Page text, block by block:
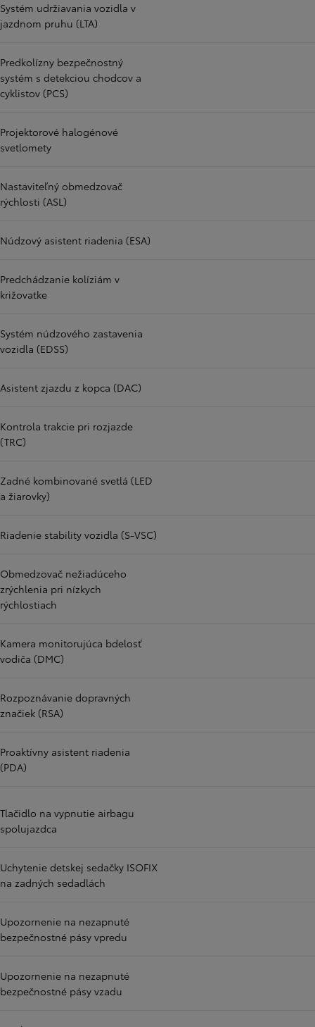
Systém udržiavania vozidla v
jazdnom pruhu (LTA)
Predkolízny bezpečnostný
systém s detekciou chodcov a
cyklistov (PCS)
Projektorové halogénové
svetlomety
Nastaviteľný obmedzovač
rýchlosti (ASL)
Núdzový asistent riadenia (ESA)
Predchádzanie kolíziám v
križovatke
Systém núdzového zastavenia
vozidla (EDSS)
Asistent zjazdu z kopca (DAC)
Kontrola trakcie pri rozjazde
(TRC)
Zadné kombinované svetlá (LED
a žiarovky)
Riadenie stability vozidla (S-VSC)
Obmedzovač nežiadúceho
zrýchlenia pri nízkych
rýchlostiach
Kamera monitorujúca bdelosť
vodiča (DMC)
Rozpoznávanie dopravných
značiek (RSA)
Proaktívny asistent riadenia
(PDA)
Tlačidlo na vypnutie airbagu
spolujazdca
Uchytenie detskej sedačky ISOFIX
na zadných sedadlách
Upozornenie na nezapnuté
bezpečnostné pásy vpredu
Upozornenie na nezapnuté
bezpečnostné pásy vzadu